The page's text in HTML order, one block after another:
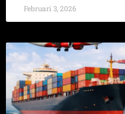
Februari 3, 2026